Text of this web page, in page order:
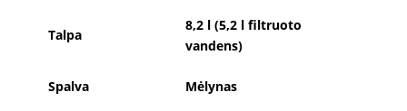
Talpa
8,2 l (5,2 l filtruoto
vandens)
Spalva
Mėlynas